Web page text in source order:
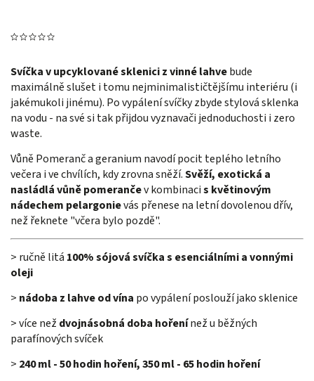
Svíčka v upcyklované sklenici z vinné lahvebude
maximálně slušet i tomu nejminimalističtějšímu interiéru (i
jakémukoli jinému). Po vypálení svíčky zbyde stylová sklenka
na vodu - na své si tak přijdou vyznavači jednoduchosti i zero
waste.
Vůně Pomeranč a geranium navodí pocit teplého letního
večera i ve chvílích, kdy zrovna sněží.Svěží, exotická a
nasládlá vůně pomerančev kombinacis květinovým
nádechem pelargonievás přenese na letní dovolenou dřív,
než řeknete "včera bylo pozdě".
> ručně litá 100% sójová svíčka s esenciálními a vonnými
oleji
> nádoba z lahve od vína po vypálení poslouží jako sklenice
> více než dvojnásobná doba hořenínež u běžných
parafínových svíček
> 240 ml - 50 hodin hoření, 350 ml - 65 hodin hoření